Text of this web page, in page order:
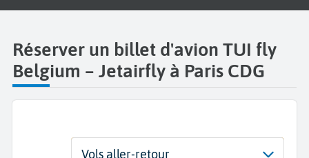
Réserver un billet d'avion TUI fly
Belgium – Jetairfly à Paris CDG
Départ
Dates
Voyageurs | Classe
Vols aller-retour